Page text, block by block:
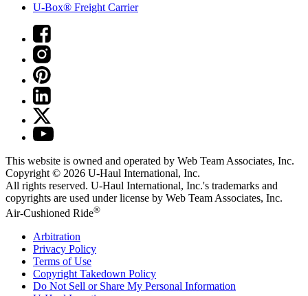
U-Box® Freight Carrier
This website is owned and operated by Web Team Associates, Inc.
Copyright © 2026 U-Haul International, Inc.
All rights reserved. U-Haul International, Inc.'s trademarks and
copyrights are used under license by Web Team Associates, Inc.
Air-Cushioned Ride®
Arbitration
Privacy Policy
Terms of Use
Copyright Takedown Policy
Do Not Sell or Share My Personal Information